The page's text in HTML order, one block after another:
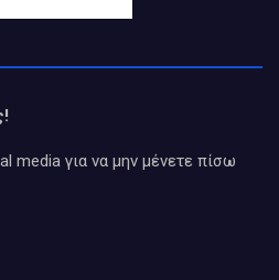
media για να μην μένετε πίσω